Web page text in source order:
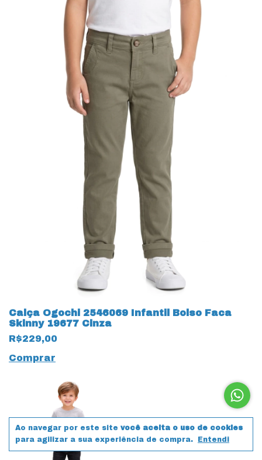
Ao navegar por este site você aceita o uso de cookies
para agilizar a sua experiência de compra.
Entendi
Calça Ogochi 2546069 Infantil Bolso Faca
Skinny 19677 Cinza
R$229,00
Comprar